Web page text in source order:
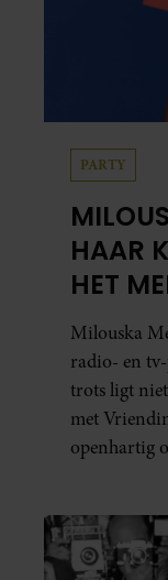
PARTY
HAAR
HET
Milouska
radio- en
trots ligt
met
openhartig
welke
meest